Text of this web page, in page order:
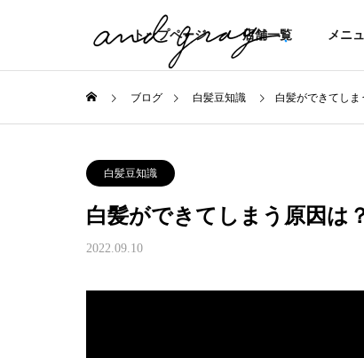
トップページ 店舗一覧 メニ
ブログ 白髪豆知識 白髪ができてしま
白髪豆知識
白髪ができてしまう原因は
2022.09.10